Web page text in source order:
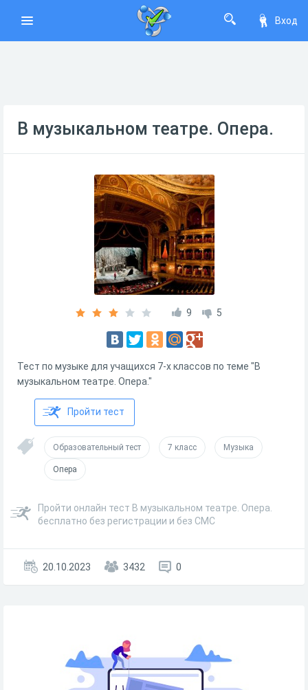
Вход
В музыкальном театре. Опера.
9 5
Тест по музыке для учащихся 7-х классов по теме "В
музыкальном театре. Опера."
Пройти тест
Образовательный тест 7 класс Музыка
Опера
Пройти онлайн тест В музыкальном театре. Опера.
бесплатно без регистрации и без СМС
20.10.2023 3432 0